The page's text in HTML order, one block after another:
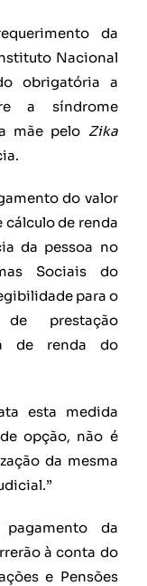
da
Nacional
obrigatória a
a síndrome
mãe pelo Zika
do valor
cálculo de renda
da pessoa no
Sociais do
para o
prestação
de renda do
esta medida
opção, não é
da mesma
da
à conta do
e Pensões